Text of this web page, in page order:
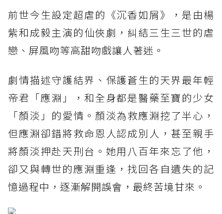
前世今生設定超虐的《沉香如屑》，是由楊
紫和成毅主演的仙俠劇，糾結三生三世的虐
戀、屏風吻等高甜吻戲讓人著迷。
劇情描述守護結界、保護蒼生的天界最年輕
帝君「應淵」，和全身都是醫藥至寶的少女
「顏淡」的愛情。顏淡為救應淵挖了半心，
但應淵卻錯將救命恩人認成別人，甚至親手
將顏淡押赴天刑台。她用八百年來忘了他，
卻又與轉世的應淵重逢，找回各自遺失的記
憶過程中，逐漸解開誤會，最終苦境甘來。